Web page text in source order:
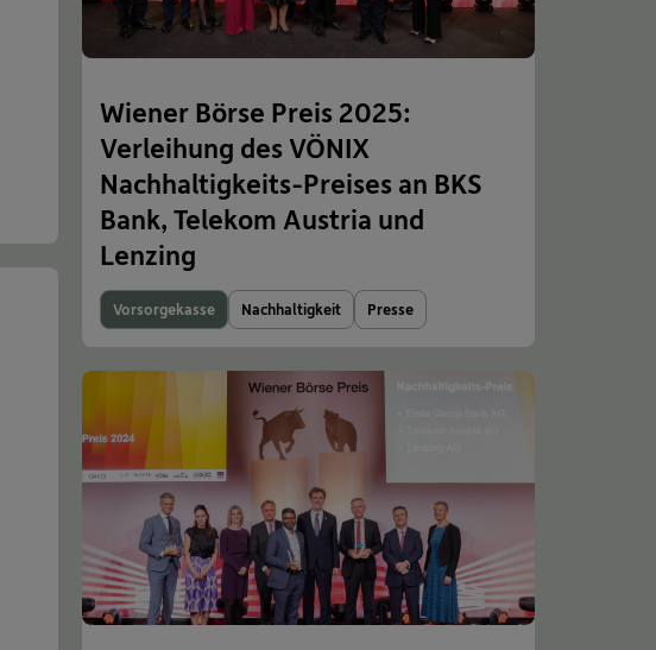
Wiener Börse Preis 2025:
Verleihung des VÖNIX
Nachhaltigkeits-Preises an BKS
Bank, Telekom Austria und
Lenzing
Vorsorgekasse Nachhaltigkeit Presse